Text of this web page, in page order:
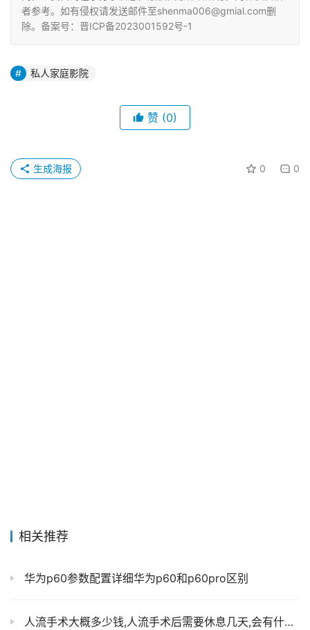
者参考。如有侵权请发送邮件至shenma006@gmial.com删
除。备案号：晋ICP备2023001592号-1
私人家庭影院
赞 (0)
0 0
生成海报
相关推荐
华为p60参数配置详细华为p60和p60pro区别
人流手术大概多少钱,人流手术后需要休息几天,会有什么危害